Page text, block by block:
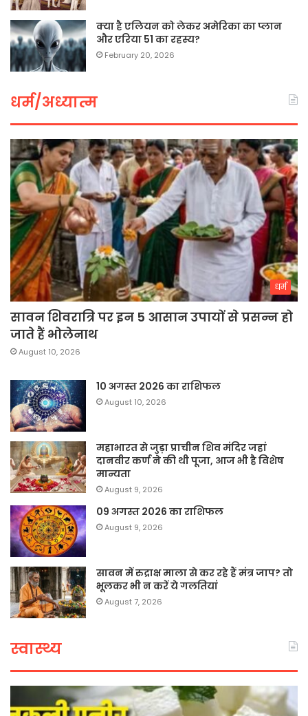
क्या है एलियन को लेकर अमेरिका का प्लान
और एरिया 51 का रहस्य?
February 20, 2026
धर्म/अध्यात्म
धर्म
सावन शिवरात्रि पर इन 5 आसान उपायों से प्रसन्न हो
जाते हैं भोलेनाथ
August 10, 2026
10 अगस्त 2026 का राशिफल
August 10, 2026
महाभारत से जुड़ा प्राचीन शिव मंदिर जहां
दानवीर कर्ण ने की थी पूजा, आज भी है विशेष
मान्यता
August 9, 2026
09 अगस्त 2026 का राशिफल
August 9, 2026
सावन में रुद्राक्ष माला से कर रहे हैं मंत्र जाप? तो
भूलकर भी न करें ये गलतियां
August 7, 2026
स्वास्थ्य